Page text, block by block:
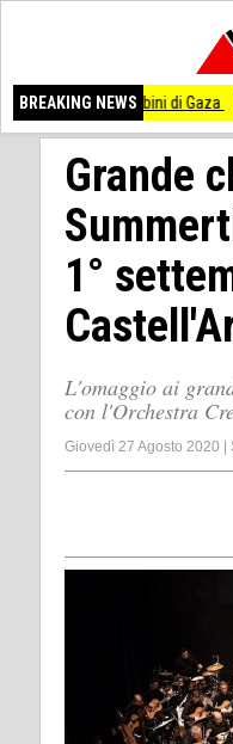
BREAKING NEWS
bambini di Gaza NASCE LA
Grande
1°
L'omaggio ai
con l'Orchestra
Giovedì 27 Agosto 2020